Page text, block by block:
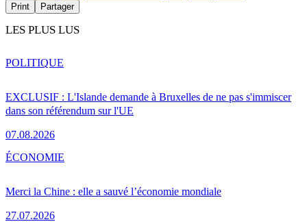
Print Partager
LES PLUS LUS
EXCLUSIF : L'Islande demande à Bruxelles de ne pas s'immiscer
dans son référendum sur l'UE
07.08.2026
POLITIQUE
Merci la Chine : elle a sauvé l’économie mondiale
27.07.2026
ÉCONOMIE